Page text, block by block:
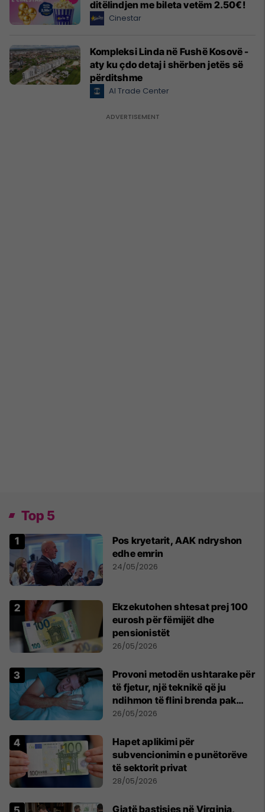
ditëlindjen me bileta vetëm 2.50€!
Cinestar
Kompleksi Linda në Fushë Kosovë -
aty ku çdo detaj i shërben jetës së
përditshme
Al Trade Center
Top 5
Pos kryetarit, AAK ndryshon
edhe emrin
24/05/2026
Ekzekutohen shtesat prej 100
eurosh për fëmijët dhe
pensionistët
26/05/2026
Provoni metodën ushtarake për
të fjetur, një teknikë që ju
ndihmon të flini brenda pak
minutash
26/05/2026
Hapet aplikimi për
subvencionimin e punëtorëve
të sektorit privat
28/05/2026
Gjatë bastisjes në Virginia,